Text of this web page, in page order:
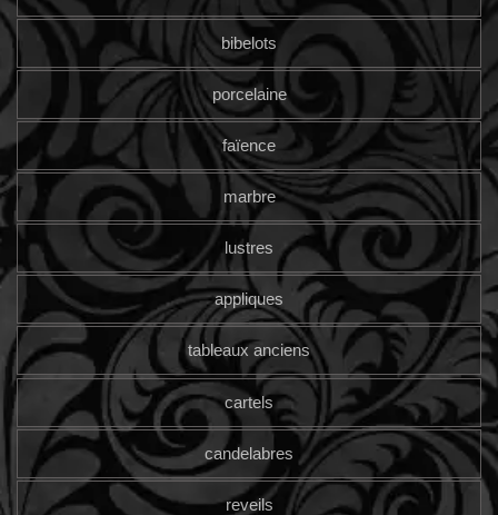
bibelots
porcelaine
faïence
marbre
lustres
appliques
tableaux anciens
cartels
candelabres
reveils